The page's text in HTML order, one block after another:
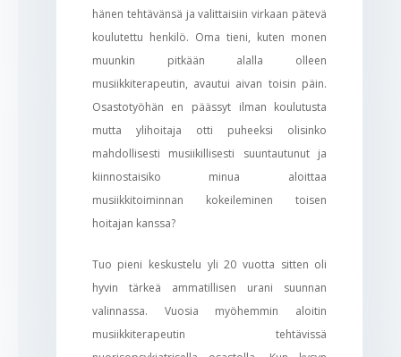
hänen tehtävänsä ja valittaisiin virkaan pätevä
koulutettu henkilö. Oma tieni, kuten monen
muunkin pitkään alalla olleen
musiikkiterapeutin, avautui aivan toisin päin.
Osastotyöhän en päässyt ilman koulutusta
mutta ylihoitaja otti puheeksi olisinko
mahdollisesti musiikillisesti suuntautunut ja
kiinnostaisiko minua aloittaa
musiikkitoiminnan kokeileminen toisen
hoitajan kanssa?
Tuo pieni keskustelu yli 20 vuotta sitten oli
hyvin tärkeä ammatillisen urani suunnan
valinnassa. Vuosia myöhemmin aloitin
musiikkiterapeutin tehtävissä